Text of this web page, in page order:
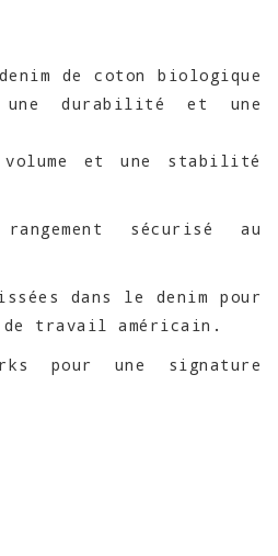
de coton biologique
une durabilité et une
et une stabilité
sécurisé au
dans le denim pour
travail américain.
pour une signature